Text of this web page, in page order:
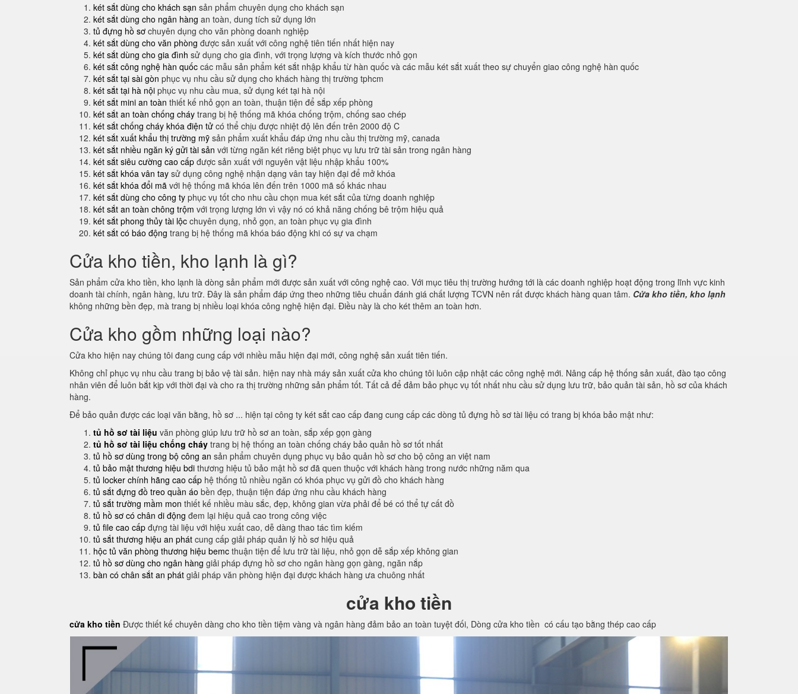
két sắt dùng cho khách sạn sản phẩm chuyên dụng cho khách sạn
két sắt dùng cho ngân hàng an toàn, dung tích sử dụng lớn
tủ đựng hồ sơ chuyên dụng cho văn phòng doanh nghiệp
két sắt dùng cho văn phòng được sản xuất với công nghệ tiên tiến nhất hiện nay
két sắt dùng cho gia đình sử dụng cho gia đình, với trọng lượng và kích thước nhỏ gọn
két sắt công nghệ hàn quốc các mẫu sản phẩm két sắt nhập khẩu từ hàn quốc và các mẫu két sắt xuất theo sự chuyển giao công nghệ hàn quốc
két sắt tại sài gòn phục vụ nhu cầu sử dụng cho khách hàng thị trường tphcm
két sắt tại hà nội phục vụ nhu cầu mua, sử dụng két tại hà nội
két sắt mini an toàn thiết kế nhỏ gọn an toàn, thuận tiện để sắp xếp phòng
két sắt an toàn chống cháy trang bị hệ thống mã khóa chống trộm, chống sao chép
két sắt chống cháy khóa điện tử có thể chịu được nhiệt độ lên đến trên 2000 độ C
két sắt xuất khẩu thị trường mỹ sản phẩm xuất khẩu đáp ứng nhu cầu thị trường mỹ, canada
két sắt nhiều ngăn ký gửi tài sản với từng ngăn két riêng biệt phục vụ lưu trữ tài sản trong ngân hàng
két sắt siêu cường cao cấp được sản xuất với nguyên vật liệu nhập khẩu 100%
két sắt khóa vân tay sử dụng công nghệ nhận dạng vân tay hiện đại để mở khóa
két sắt khóa đổi mã với hệ thống mã khóa lên đến trên 1000 mã số khác nhau
két sắt dùng cho công ty phục vụ tốt cho nhu cầu chọn mua két sắt của từng doanh nghiệp
két sắt an toàn chông trộm với trọng lượng lớn vì vậy nó có khả năng chống bê trộm hiệu quả
két sắt phong thủy tài lộc chuyên dụng, nhỏ gọn, an toàn phục vụ gia đình
két sắt có báo động trang bị hệ thống mã khóa báo động khi có sự va chạm
Cửa kho tiền, kho lạnh là gì?
Sản phẩm cửa kho tiền, kho lạnh là dòng sản phẩm mới được sản xuất với công nghệ cao. Với mục tiêu thị trường hướng tới là các doanh nghiệp hoạt động trong lĩnh vực kinh
doanh tài chính, ngân hàng, lưu trữ. Đây là sản phẩm đáp ứng theo những tiêu chuẩn đánh giá chất lượng TCVN nên rất được khách hàng quan tâm. Cửa kho tiền, kho lạnh
không những bền đẹp, mà trang bị nhiều loại khóa công nghệ hiện đại. Điều này là cho két thêm an toàn hơn.
Cửa kho gồm những loại nào?
Cửa kho hiện nay chúng tôi đang cung cấp với nhiều mẫu hiện đại mới, công nghệ sản xuất tiên tiến.
Không chỉ phục vụ nhu cầu trang bị bảo vệ tài sản. hiện nay nhà máy sản xuất cửa kho chúng tôi luôn cập nhật các công nghệ mới. Nâng cấp hệ thống sản xuất, đào tạo công
nhân viên để luôn bắt kịp với thời đại và cho ra thị trường những sản phẩm tốt. Tất cả để đảm bảo phục vụ tốt nhất nhu cầu sử dụng lưu trữ, bảo quản tài sản, hồ sơ của khách
hàng.
Để bảo quản được các loại văn bằng, hồ sơ ... hiện tại công ty két sắt cao cấp đang cung cấp các dòng tủ đựng hồ sơ tài liệu có trang bị khóa bảo mật như:
tủ hồ sơ tài liệu văn phòng giúp lưu trữ hồ sơ an toàn, sắp xếp gọn gàng
tủ hồ sơ tài liệu chống cháy trang bị hệ thống an toàn chống cháy bảo quản hồ sơ tốt nhất
tủ hồ sơ dùng trong bộ công an sản phẩm chuyên dụng phục vụ bảo quản hồ sơ cho bộ công an việt nam
tủ bảo mật thương hiệu bdi thương hiệu tủ bảo mật hồ sơ đã quen thuộc với khách hàng trong nước những năm qua
tủ locker chính hãng cao cấp hệ thống tủ nhiều ngăn có khóa phục vụ gửi đồ cho khách hàng
tủ sắt đựng đồ treo quần áo bền đẹp, thuận tiện đáp ứng nhu cầu khách hàng
tủ sắt trường mầm mon thiết kế nhiều màu sắc, đẹp, không gian vừa phải để bé có thể tự cất đồ
tủ hồ sơ có chân di động đem lại hiệu quả cao trong công việc
tủ file cao cấp đựng tài liệu với hiệu xuất cao, dễ dàng thao tác tìm kiếm
tủ sắt thương hiệu an phát cung cấp giải pháp quản lý hồ sơ hiệu quả
hộc tủ văn phòng thương hiệu bemc thuận tiện để lưu trữ tài liệu, nhỏ gọn dễ sắp xếp không gian
tủ hồ sơ dùng cho ngân hàng giải pháp đựng hồ sơ cho ngân hàng gọn gàng, ngăn nắp
bàn có chân sắt an phát giải pháp văn phòng hiện đại được khách hàng ưa chuông nhất
cửa kho tiền
cửa kho tiền Được thiết kế chuyên dàng cho kho tiền tiệm vàng và ngân hàng đảm bảo an toàn tuyệt đối, Dòng cửa kho tiền có cấu tạo bằng thép cao cấp